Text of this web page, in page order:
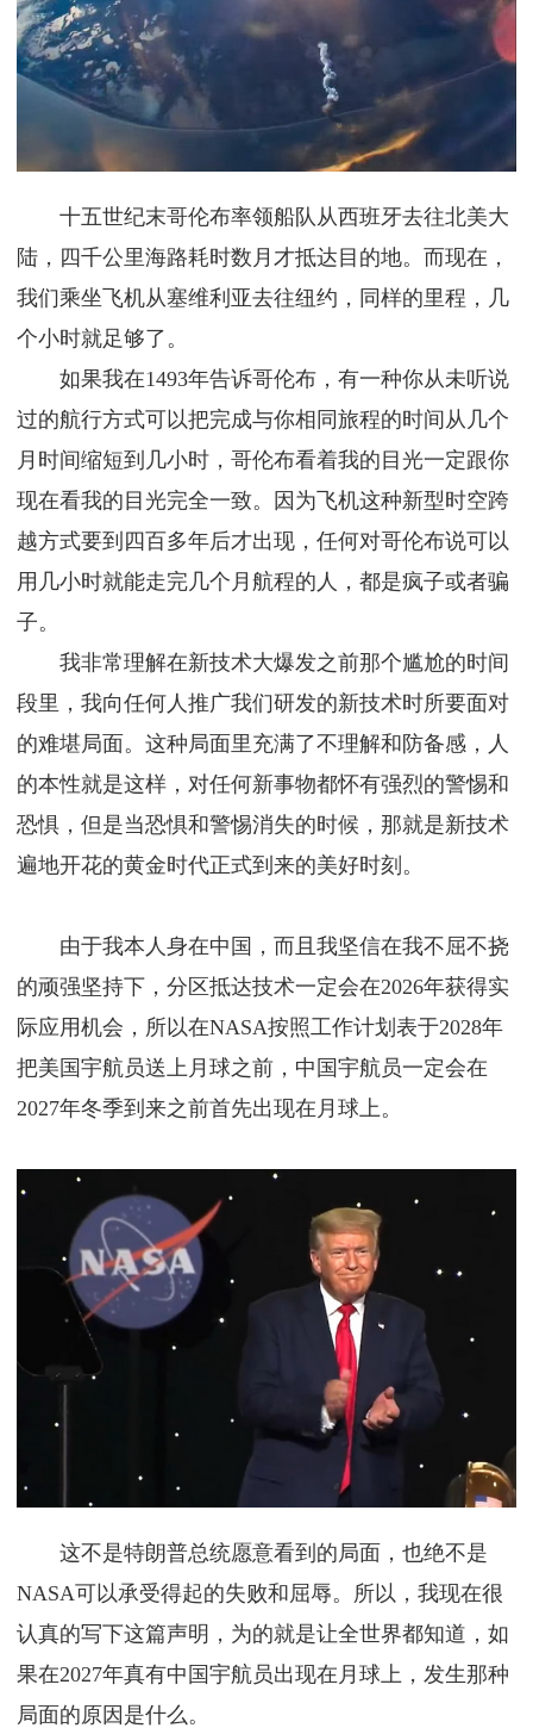
十五世纪末哥伦布率领船队从西班牙去往北美大
陆，四千公里海路耗时数月才抵达目的地。而现在，
我们乘坐飞机从塞维利亚去往纽约，同样的里程，几
个小时就足够了。
如果我在1493年告诉哥伦布，有一种你从未听说
过的航行方式可以把完成与你相同旅程的时间从几个
月时间缩短到几小时，哥伦布看着我的目光一定跟你
现在看我的目光完全一致。因为飞机这种新型时空跨
越方式要到四百多年后才出现，任何对哥伦布说可以
用几小时就能走完几个月航程的人，都是疯子或者骗
子。
我非常理解在新技术大爆发之前那个尴尬的时间
段里，我向任何人推广我们研发的新技术时所要面对
的难堪局面。这种局面里充满了不理解和防备感，人
的本性就是这样，对任何新事物都怀有强烈的警惕和
恐惧，但是当恐惧和警惕消失的时候，那就是新技术
遍地开花的黄金时代正式到来的美好时刻。
由于我本人身在中国，而且我坚信在我不屈不挠
的顽强坚持下，分区抵达技术一定会在2026年获得实
际应用机会，所以在NASA按照工作计划表于2028年
把美国宇航员送上月球之前，中国宇航员一定会在
2027年冬季到来之前首先出现在月球上。
这不是特朗普总统愿意看到的局面，也绝不是
NASA可以承受得起的失败和屈辱。所以，我现在很
认真的写下这篇声明，为的就是让全世界都知道，如
果在2027年真有中国宇航员出现在月球上，发生那种
局面的原因是什么。